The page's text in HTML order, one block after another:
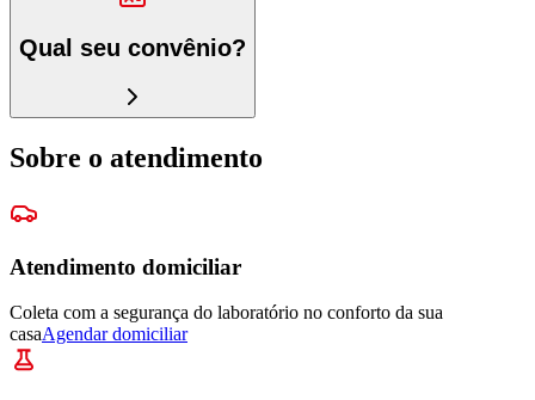
Qual seu convênio?
Sobre o atendimento
Atendimento domiciliar
Coleta com a segurança do laboratório no conforto da sua
casaAgendar domiciliar